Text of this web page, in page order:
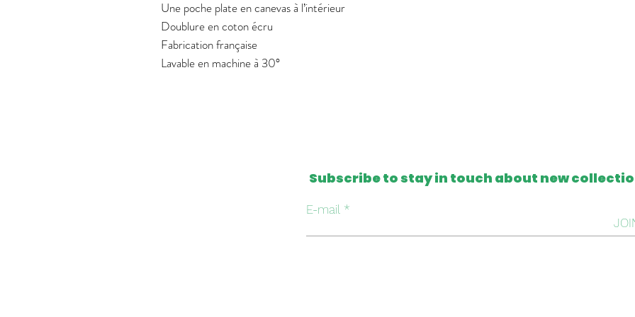
Une poche plate en canevas à l’intérieur
Doublure en coton écru
Fabrication française
Lavable en machine à 30°
Subscribe to stay in touch about new
E-mail